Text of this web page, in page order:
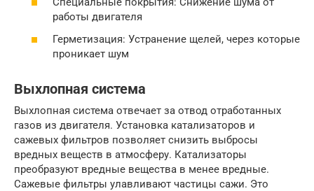
работы двигателя
Герметизация: Устранение щелей, через которые
проникает шум
Выхлопная система
Выхлопная система отвечает за отвод отработанных
газов из двигателя. Установка катализаторов и
сажевых фильтров позволяет снизить выбросы
вредных веществ в атмосферу. Катализаторы
преобразуют вредные вещества в менее вредные.
Сажевые фильтры улавливают частицы сажи. Это